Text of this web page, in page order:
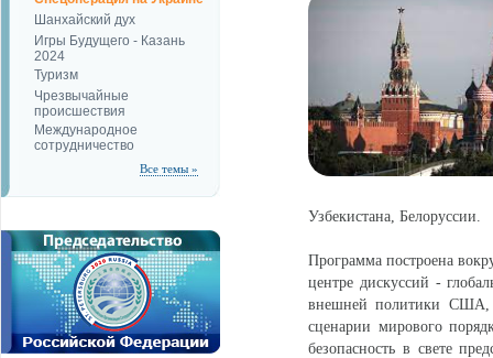
Шанхайский дух
Игры Будущего - Казань
2024
Туризм
Чрезвычайные
происшествия
Международное
сотрудничество
Все темы »
Узбекистана, Белоруссии.
Программа построена
центре дискуссий -
внешней политики США,
сценарии мирового
безопасность в свете